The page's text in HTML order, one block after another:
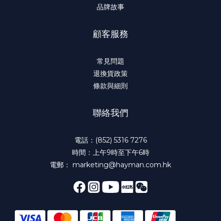
品牌故事
顧客服務
常見問題
退換貨政策
條款與細則
聯絡我們
電話：(852) 5316 7276
時間：上午9時至下午6時
電郵： marketing@hayman.com.hk